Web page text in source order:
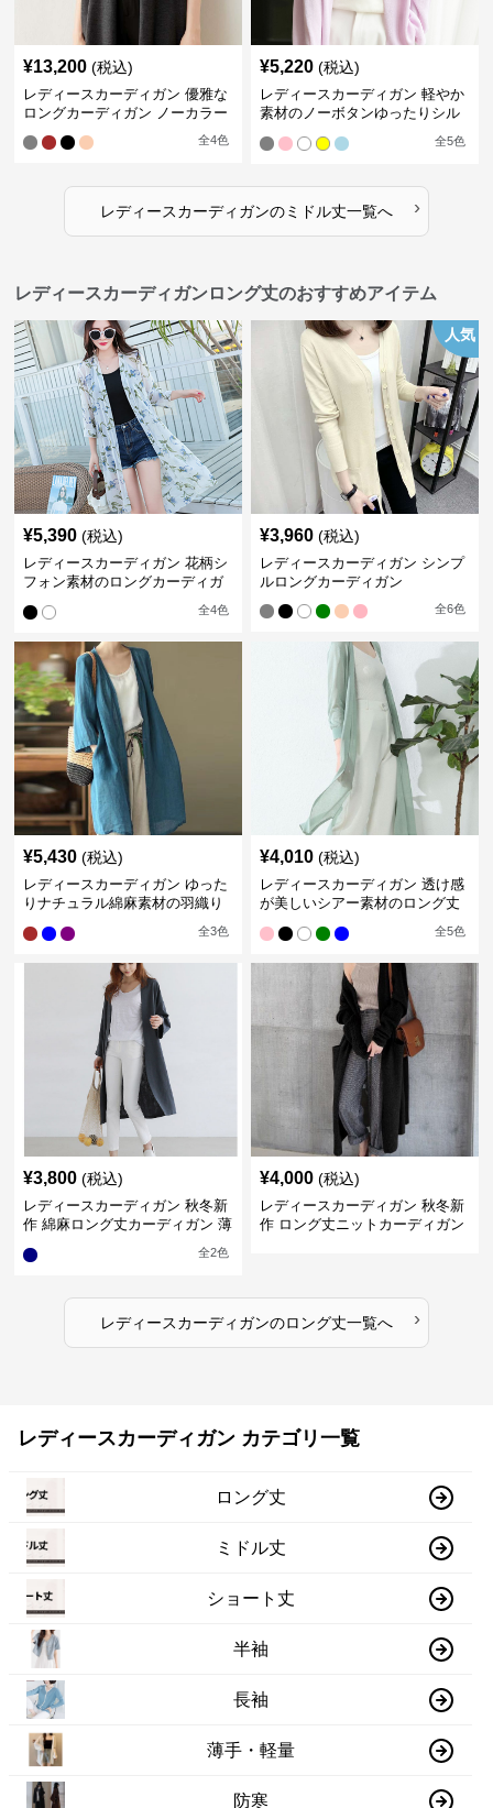
¥13,200 (税込)
レディースカーディガン 優雅な
ロングカーディガン ノーカラー
全4色
¥5,220 (税込)
レディースカーディガン 軽やか
素材のノーボタンゆったりシル
全5色
レディースカーディガンのミドル丈一覧へ ›
レディースカーディガンロング丈のおすすめアイテム
¥5,390 (税込)
レディースカーディガン 花柄シ
フォン素材のロングカーディガ
全4色
人気
¥3,960 (税込)
レディースカーディガン シンプ
ルロングカーディガン
全6色
¥5,430 (税込)
レディースカーディガン ゆった
りナチュラル綿麻素材の羽織り
全3色
¥4,010 (税込)
レディースカーディガン 透け感
が美しいシアー素材のロング丈
全5色
¥3,800 (税込)
レディースカーディガン 秋冬新
作 綿麻ロング丈カーディガン 薄
全2色
¥4,000 (税込)
レディースカーディガン 秋冬新
作 ロング丈ニットカーディガン
レディースカーディガンのロング丈一覧へ ›
レディースカーディガン カテゴリ一覧
ロング丈
ミドル丈
ショート丈
半袖
長袖
薄手・軽量
防寒